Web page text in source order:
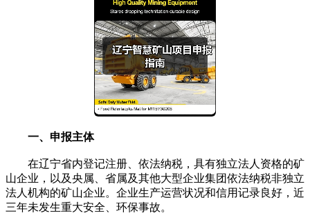
一、申报主体
在辽宁省内登记注册、依法纳税，具有独立法人资格的矿
山企业，以及央属、省属及其他大型企业集团依法纳税非独立
法人机构的矿山企业。企业生产运营状况和信用记录良好，近
三年未发生重大安全、环保事故。